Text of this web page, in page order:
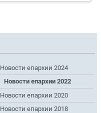
Новости епархии 2024
Новости епархии 2022
Новости епархии 2020
Новости епархии 2018